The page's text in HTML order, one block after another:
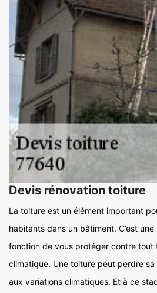
Devis rénovation toiture
La toiture est un élément important
habitants dans un bâtiment. C’est
fonction de vous protéger contre tout
climatique. Une toiture peut perdre
aux variations climatiques. Et à ce